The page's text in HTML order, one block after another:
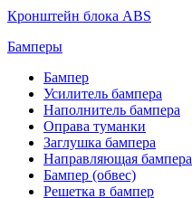
Кронштейн блока ABS
Бамперы
Бампер
Усилитель бампера
Наполнитель бампера
Оправа туманки
Заглушка бампера
Направляющая бампера
Бампер (обвес)
Решетка в бампер